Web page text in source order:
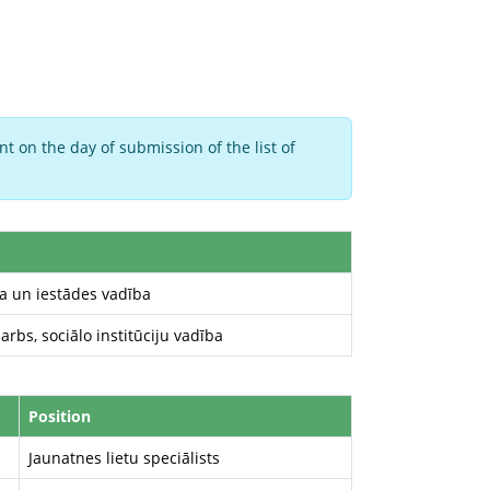
on the day of submission of the list of
un iestādes vadība
sociālo institūciju vadība
Position
Jaunatnes lietu speciālists